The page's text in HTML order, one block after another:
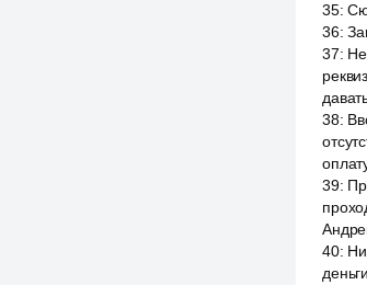
35:
36:
37:
38:
39:
40: